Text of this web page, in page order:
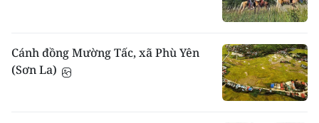
Cánh đồng Mường Tấc, xã Phù Yên
(Sơn La)